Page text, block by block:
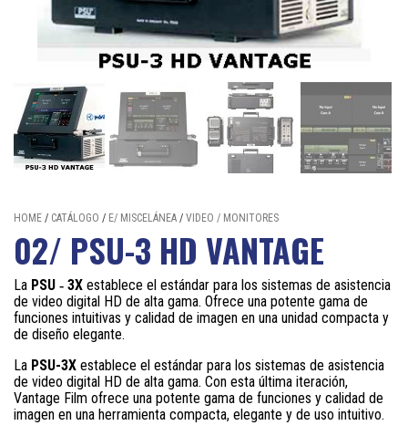
HOME / CATÁLOGO / E/ MISCELÁNEA / VIDEO / MONITORES
02/ PSU-3 HD VANTAGE
La PSU ‑ 3X establece el estándar para los sistemas de asistencia
de video digital HD de alta gama. Ofrece una potente gama de
funciones intuitivas y calidad de imagen en una unidad compacta y
de diseño elegante.
La PSU-3X establece el estándar para los sistemas de asistencia
de video digital HD de alta gama. Con esta última iteración,
Vantage Film ofrece una potente gama de funciones y calidad de
imagen en una herramienta compacta, elegante y de uso intuitivo.